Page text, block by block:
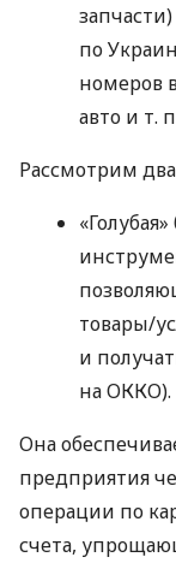
по
номеров
авто и т.
Рассмотрим
товары/
и
на ОККО).
Она
предприятия
операции по
счета,